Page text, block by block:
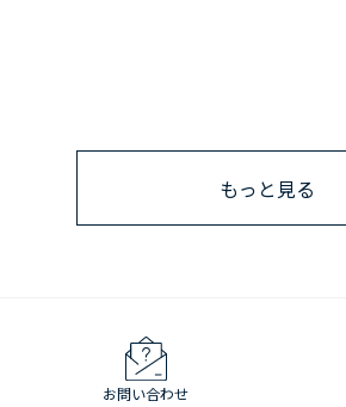
もっと見る
お問い合わせ